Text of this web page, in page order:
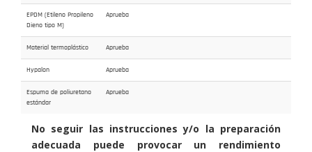
EPDM (Etileno Propileno
Dieno tipo M)
Aprueba
Material termoplástico Aprueba
Hypalon Aprueba
Espuma de poliuretano
estándar
Aprueba
No seguir las instrucciones y/o la preparación
adecuada puede provocar un rendimiento